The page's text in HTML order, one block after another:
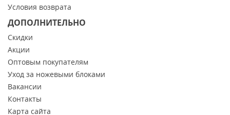
Условия возврата
ДОПОЛНИТЕЛЬНО
Скидки
Акции
Оптовым покупателям
Уход за ножевыми блоками
Вакансии
Контакты
Карта сайта